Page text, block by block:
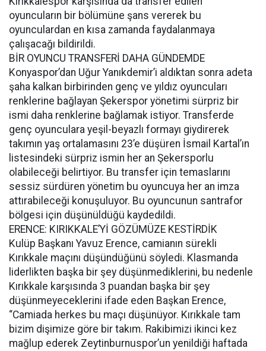
oyuncuların bir bölümüne şans vererek bu
oyunculardan en kısa zamanda faydalanmaya
çalışacağı bildirildi.
BİR OYUNCU TRANSFERİ DAHA GÜNDEMDE
Konyaspor’dan Uğur Yanıkdemir’i aldıktan sonra adeta
şaha kalkan birbirinden genç ve yıldız oyuncuları
renklerine bağlayan Şekerspor yönetimi sürpriz bir
ismi daha renklerine bağlamak istiyor. Transferde
genç oyunculara yeşil-beyazlı formayı giydirerek
takımın yaş ortalamasını 23’e düşüren İsmail Kartal’ın
listesindeki sürpriz ismin her an Şekersporlu
olabileceği belirtiyor. Bu transfer için temaslarını
sessiz sürdüren yönetim bu oyuncuya her an imza
attırabileceği konuşuluyor. Bu oyuncunun santrafor
bölgesi için düşünüldüğü kaydedildi.
ERENCE: KIRIKKALE’Yİ GÖZÜMÜZE KESTİRDİK
Kulüp Başkanı Yavuz Erence, camianın sürekli
Kırıkkale maçını düşündüğünü söyledi. Klasmanda
liderlikten başka bir şey düşünmediklerini, bu nedenle
Kırıkkale karşısında 3 puandan başka bir şey
düşünmeyeceklerini ifade eden Başkan Erence,
“Camiada herkes bu maçı düşünüyor. Kırıkkale tam
bizim dişimize göre bir takım. Rakibimizi ikinci kez
mağlup ederek Zeytinburnuspor’un yenildiği haftada